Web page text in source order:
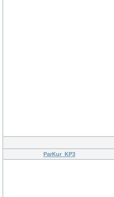
ParKur_KP3